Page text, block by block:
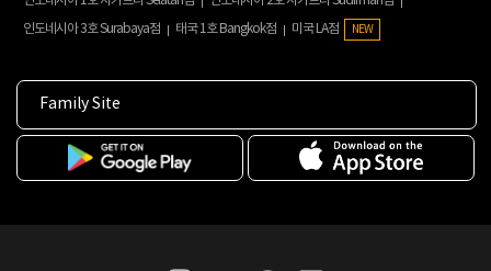
인도네시아 3호 Surabaya점
태국 1호 Bangkok점 미국 LA점 NEW
Family Site